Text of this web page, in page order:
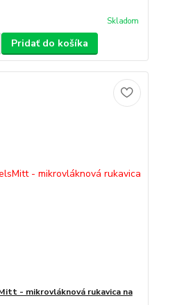
Skladom
Pridať do košíka
- mikrovláknová rukavica na